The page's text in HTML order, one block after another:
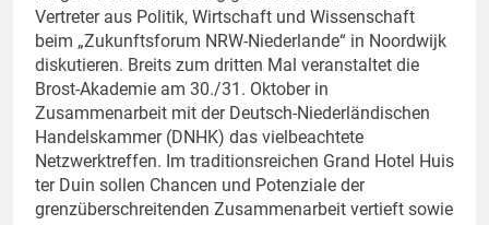
Vertreter aus Politik, Wirtschaft und Wissenschaft
beim „Zukunftsforum NRW-Niederlande“ in Noordwijk
diskutieren. Breits zum dritten Mal veranstaltet die
Brost-Akademie am 30./31. Oktober in
Zusammenarbeit mit der Deutsch-Niederländischen
Handelskammer (DNHK) das vielbeachtete
Netzwerktreffen. Im traditionsreichen Grand Hotel Huis
ter Duin sollen Chancen und Potenziale der
grenzüberschreitenden Zusammenarbeit vertieft sowie